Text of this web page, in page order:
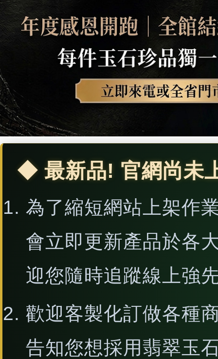
◆ 最新品! 官網尚未
為了縮短網站上架作
會立即更新產品於各
迎您隨時追蹤線上強
歡迎客製化訂做各種
告知您想採用翡翠玉